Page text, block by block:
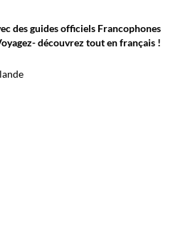
et des musiques de l’Isan,
le début du carême bouddhique
atmosphère aussi spirituelle que
des guides officiels Francophones
découvrez tout en français !